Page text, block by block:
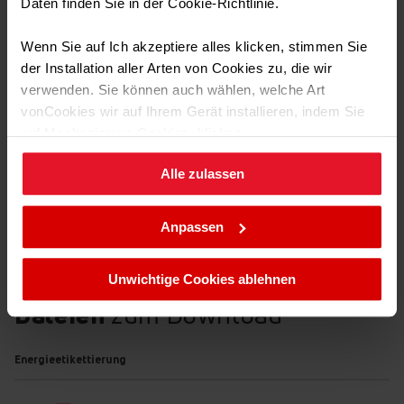
Wenn Sie auf Ich akzeptiere alles klicken, stimmen Sie
der Installation aller Arten von Cookies zu, die wir
verwenden. Sie können auch wählen, welche Art
vonCookies wir auf Ihrem Gerät installieren, indem Sie
auf Mechanismus Cookies. klicken.
Sie können Ihre Cookie-Einstellungen jederzeit ändern,
indem Sie die Cookie-Richtlinie .aufrufen.
Alle zulassen
Anpassen
Unwichtige Cookies ablehnen
Transport Daten
Dateienzum Download
Energieetikettierung